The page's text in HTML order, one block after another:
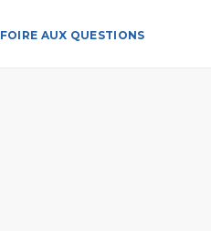
FOIRE AUX QUESTIONS